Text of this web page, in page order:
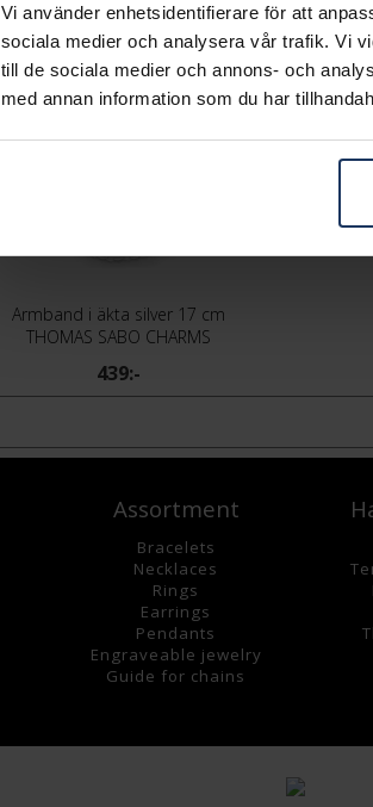
Vi använder enhetsidentifierare för att
sociala medier och analysera vår trafik. Vi
till de sociala medier och annons- och
med annan information som du har
Armband i äkta silver 17 cm
THOMAS SABO CHARMS
439:-
Assortment
Bracelets
Necklaces
Rings
Earrings
Pendants
Engraveable jewelry
Guide for chains